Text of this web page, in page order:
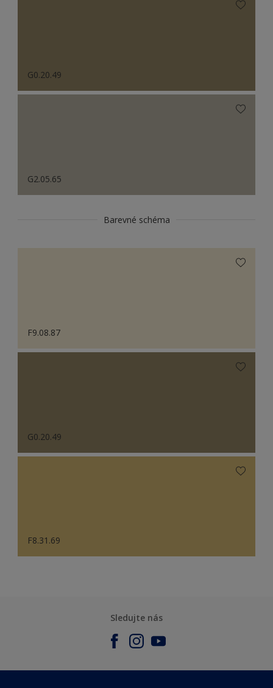
G0.20.49
G2.05.65
Barevné schéma
F9.08.87
G0.20.49
F8.31.69
Sledujte nás